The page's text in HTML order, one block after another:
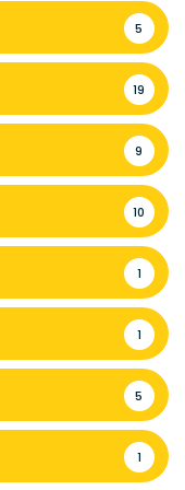
5
19
9
10
1
1
5
1